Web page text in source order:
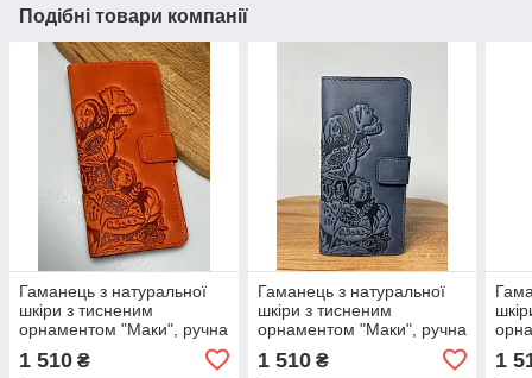
Подібні товари компанії
Гаманець з натуральної
шкіри з тисненим
орнаментом "Маки", ручна
кольору, 21х11
1 510 ₴
Гаманець з натуральної
шкіри з тисненим
орнаментом "Маки", ручна
робота, синього кольору,
21х11
1 510₴ 1